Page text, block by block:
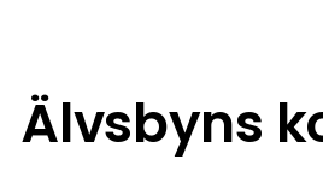
Älvsbyns